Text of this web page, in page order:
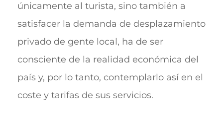
únicamente al turista, sino también a
satisfacer la demanda de desplazamiento
privado de gente local, ha de ser
consciente de la realidad económica del
país y, por lo tanto, contemplarlo así en el
coste y tarifas de sus servicios.